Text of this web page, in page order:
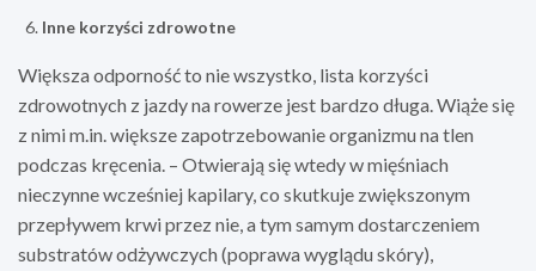
Inne korzyści zdrowotne
Większa odporność to nie wszystko, lista korzyści
zdrowotnych z jazdy na rowerze jest bardzo długa. Wiąże się
z nimi m.in. większe zapotrzebowanie organizmu na tlen
podczas kręcenia. – Otwierają się wtedy w mięśniach
nieczynne wcześniej kapilary, co skutkuje zwiększonym
przepływem krwi przez nie, a tym samym dostarczeniem
substratów odżywczych (poprawa wyglądu skóry),